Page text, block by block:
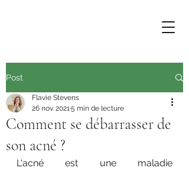
Post
Comment se débarrasser de
son acné ?
Flavie Stevens
26 nov. 20215 min de lecture
L'acné est une maladie